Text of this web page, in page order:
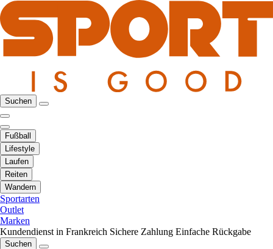
Suchen
Fußball
Lifestyle
Laufen
Reiten
Wandern
Sportarten
Outlet
Marken
Kundendienst in Frankreich Sichere Zahlung Einfache Rückgabe
Suchen